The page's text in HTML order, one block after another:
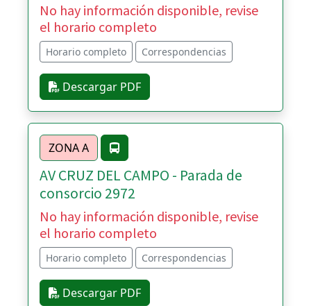
No hay información disponible, revise
el horario completo
Horario completo Correspondencias
Descargar PDF
ZONA A
AV CRUZ DEL CAMPO - Parada de
consorcio 2972
No hay información disponible, revise
el horario completo
Horario completo Correspondencias
Descargar PDF